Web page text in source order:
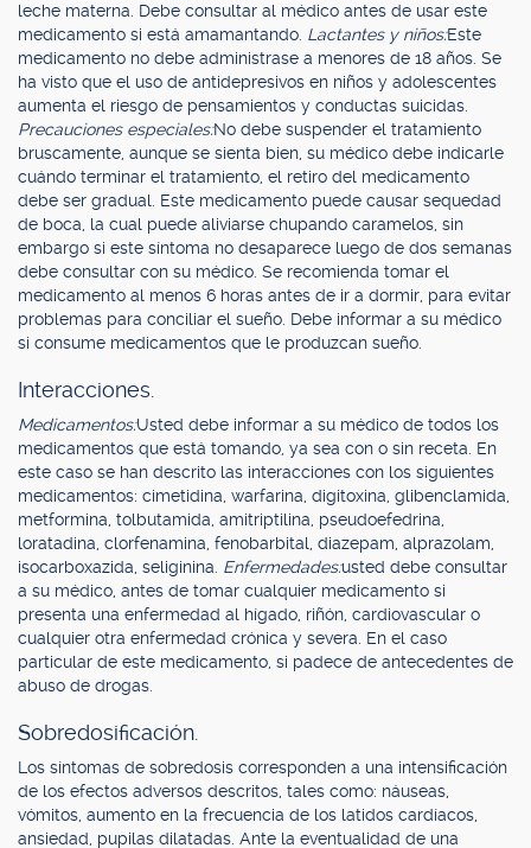
leche materna. Debe consultar al médico antes de usar este
medicamento si está amamantando. Lactantes y niños:Este
medicamento no debe administrase a menores de 18 años. Se
ha visto que el uso de antidepresivos en niños y adolescentes
aumenta el riesgo de pensamientos y conductas suicidas.
Precauciones especiales:No debe suspender el tratamiento
bruscamente, aunque se sienta bien, su médico debe indicarle
cuándo terminar el tratamiento, el retiro del medicamento
debe ser gradual. Este medicamento puede causar sequedad
de boca, la cual puede aliviarse chupando caramelos, sin
embargo si este síntoma no desaparece luego de dos semanas
debe consultar con su médico. Se recomienda tomar el
medicamento al menos 6 horas antes de ir a dormir, para evitar
problemas para conciliar el sueño. Debe informar a su médico
si consume medicamentos que le produzcan sueño.
Interacciones.
Medicamentos:Usted debe informar a su médico de todos los
medicamentos que está tomando, ya sea con o sin receta. En
este caso se han descrito las interacciones con los siguientes
medicamentos: cimetidina, warfarina, digitoxina, glibenclamida,
metformina, tolbutamida, amitriptilina, pseudoefedrina,
loratadina, clorfenamina, fenobarbital, diazepam, alprazolam,
isocarboxazida, seliginina. Enfermedades:usted debe consultar
a su médico, antes de tomar cualquier medicamento si
presenta una enfermedad al hígado, riñón, cardiovascular o
cualquier otra enfermedad crónica y severa. En el caso
particular de este medicamento, si padece de antecedentes de
abuso de drogas.
Sobredosificación.
Los síntomas de sobredosis corresponden a una intensificación
de los efectos adversos descritos, tales como: náuseas,
vómitos, aumento en la frecuencia de los latidos cardíacos,
ansiedad, pupilas dilatadas. Ante la eventualidad de una